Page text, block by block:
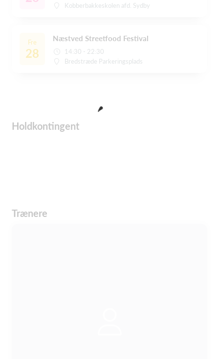
Kobberbakkeskolen afd. Sydby
Fre
28
Næstved Streetfood Festival
14:30 - 22:30
Bredstræde Parkeringsplads
Holdkontingent
Trænere